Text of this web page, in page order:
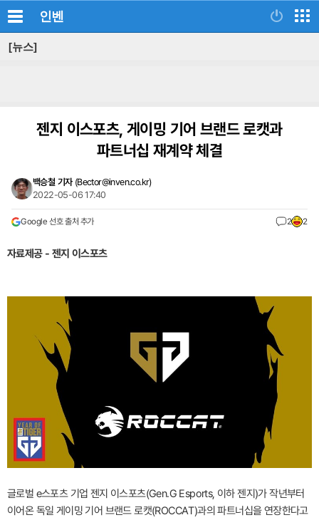
인벤
[뉴스]
젠지 이스포츠, 게이밍 기어 브랜드 로캣과
파트너십 재계약 체결
백승철 기자 (Bector@inven.co.kr)
2022-05-06 17:40
Google 선호 출처 추가 2 2
자료제공 - 젠지 이스포츠
글로벌 e스포츠 기업 젠지 이스포츠(Gen.G Esports, 이하 젠지)가 작년부터
이어온 독일 게이밍 기어 브랜드 로캣(ROCCAT)과의 파트너십을 연장한다고